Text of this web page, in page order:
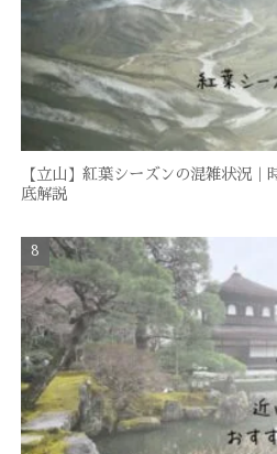
【立山】紅葉シーズンの混雑状況｜
底解説